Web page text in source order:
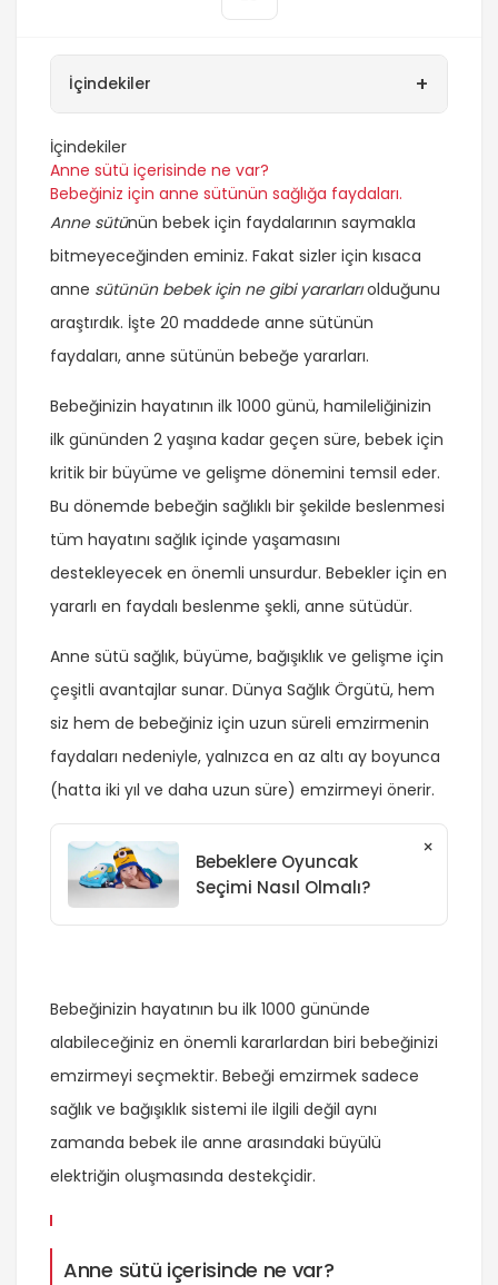
İçindekiler +
İçindekiler
Anne sütü içerisinde ne var?
Bebeğiniz için anne sütünün sağlığa faydaları.
Anne sütünün bebek için faydalarının saymakla
bitmeyeceğinden eminiz. Fakat sizler için kısaca
anne sütünün bebek için ne gibi yararlarıolduğunu
araştırdık. İşte 20 maddede anne sütünün
faydaları, anne sütünün bebeğe yararları.
Bebeğinizin hayatının ilk 1000 günü, hamileliğinizin
ilk gününden 2 yaşına kadar geçen süre, bebek için
kritik bir büyüme ve gelişme dönemini temsil eder.
Bu dönemde bebeğin sağlıklı bir şekilde beslenmesi
tüm hayatını sağlık içinde yaşamasını
destekleyecek en önemli unsurdur. Bebekler için en
yararlı en faydalı beslenme şekli, anne sütüdür.
Anne sütü sağlık, büyüme, bağışıklık ve gelişme için
çeşitli avantajlar sunar. Dünya Sağlık Örgütü, hem
siz hem de bebeğiniz için uzun süreli emzirmenin
faydaları nedeniyle, yalnızca en az altı ay boyunca
(hatta iki yıl ve daha uzun süre) emzirmeyi önerir.
Bebeklere Oyuncak
Seçimi Nasıl Olmalı?
×
Bebeğinizin hayatının bu ilk 1000 gününde
alabileceğiniz en önemli kararlardan biri bebeğinizi
emzirmeyi seçmektir. Bebeği emzirmek sadece
sağlık ve bağışıklık sistemi ile ilgili değil aynı
zamanda bebek ile anne arasındaki büyülü
elektriğin oluşmasında destekçidir.
Anne sütü içerisinde ne var?